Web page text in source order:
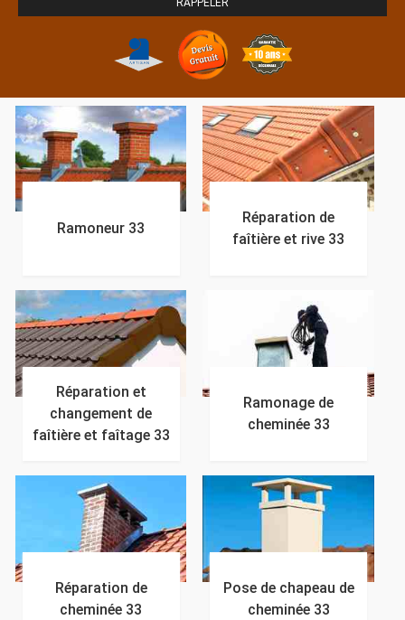
Ramoneur 33
Réparation de
faîtière et rive 33
Réparation et
changement de
faîtière et faîtage 33
Ramonage de
cheminée 33
Réparation de
cheminée 33
Pose de chapeau de
cheminée 33